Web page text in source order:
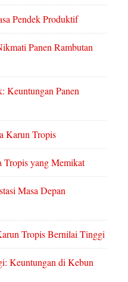
Pendek Produktif
Panen Rambutan
Keuntungan Panen
Karun Tropis
Tropis yang Memikat
Masa Depan
Tropis Bernilai Tinggi
Keuntungan di Kebun